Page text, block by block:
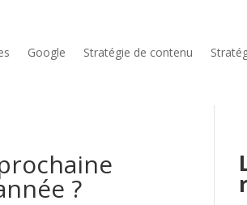
Google Stratégie de contenu
?